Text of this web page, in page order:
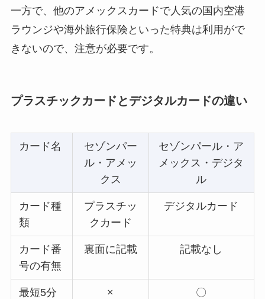
一方で、他のアメックスカードで人気の国内空港
ラウンジや海外旅行保険といった特典は利用がで
きないので、注意が必要です。
プラスチックカードとデジタルカードの違い
カード名
セゾンパー
ル・アメッ
クス
セゾンパール・ア
メックス・デジタ
ル
カード種
類
プラスチッ
クカード
デジタルカード
カード番
号の有無
裏面に記載 記載なし
最短5分
× 〇